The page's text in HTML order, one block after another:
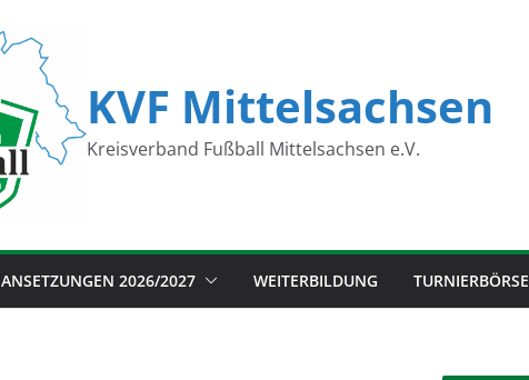
KVF Mittelsachsen
Kreisverband Fußball Mittelsachsen e.V.
ANSETZUNGEN 2026/2027 WEITERBILDUNG TURNIERBÖRSE